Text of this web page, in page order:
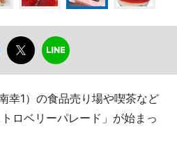
幸1）の食品売り場や喫茶など
ロベリーパレード」が始まっ